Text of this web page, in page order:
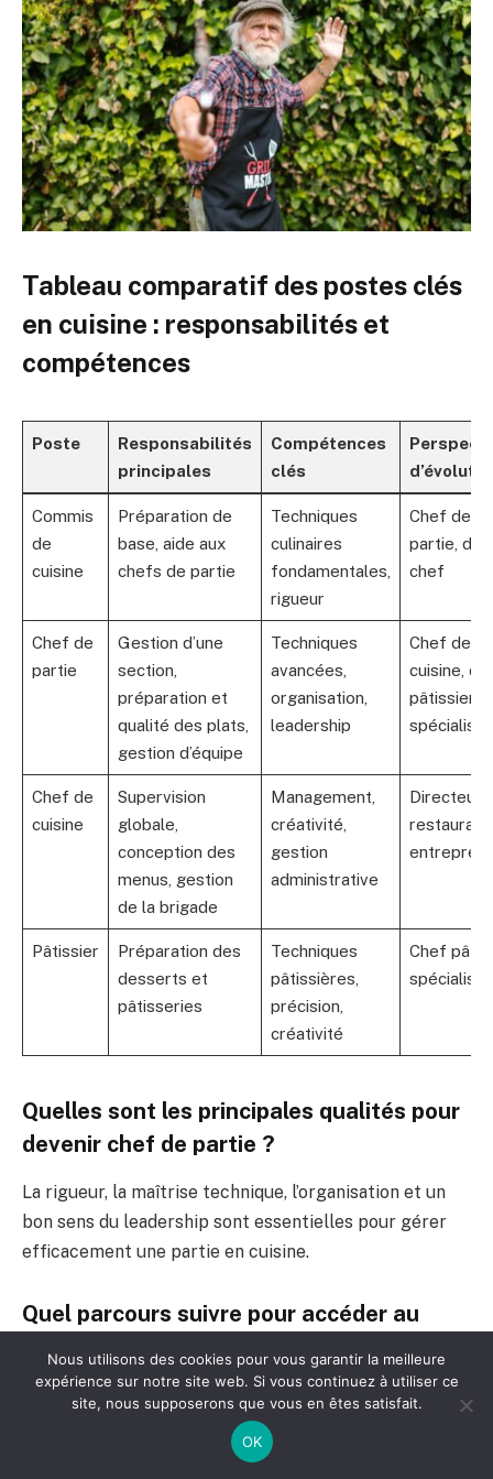
Tableau comparatif des postes clés
en cuisine : responsabilités et
compétences
Poste
Responsabilités
principales
Compétences
clés
Commis
de
cuisine
Préparation de
base, aide aux
chefs de partie
Techniques
culinaires
fondamentales,
rigueur
Chef de
partie,
chef
Chef de
partie
Gestion d’une
section,
préparation et
qualité des plats,
gestion d’équipe
Techniques
avancées,
organisation,
leadership
Chef de
cuisine,
pâtissier,
spécialiste
Chef de
cuisine
Supervision
globale,
conception des
menus, gestion
de la brigade
Management,
créativité,
gestion
administrative
Directeur
restaurant,
Pâtissier
Préparation des
desserts et
pâtisseries
Techniques
pâtissières,
précision,
créativité
Chef
spécialisé
Quelles sont les principales qualités pour
devenir chef de partie ?
La rigueur, la maîtrise technique, l’organisation et un
bon sens du leadership sont essentielles pour gérer
efficacement une partie en cuisine.
Quel parcours suivre pour accéder au
poste de chef de partie ?
Un CAP Cuisine est le parcours typique, accompagné
d’une expérience solide en tant que commis ou demi-
chef. Des formations complémentaires sont un plus.
Nous utilisons des cookies pour vous garantir la meilleure
expérience sur notre site web. Si vous continuez à utiliser ce
site, nous supposerons que vous en êtes satisfait.
OK